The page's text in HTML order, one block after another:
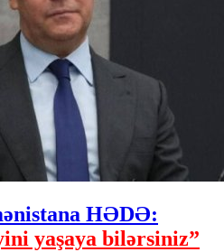
HƏDƏ:
yaşaya bilərsiniz”